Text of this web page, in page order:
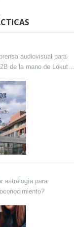
audiovisual para
de la mano de Lokutor
astrología para